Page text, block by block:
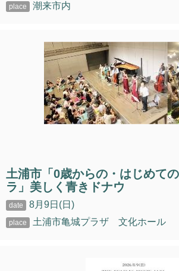
潮来市内
土浦市「0歳からの・はじめて
ラ」美しく青きドナウ
8月9日(日)
土浦市亀城プラザ 文化ホール